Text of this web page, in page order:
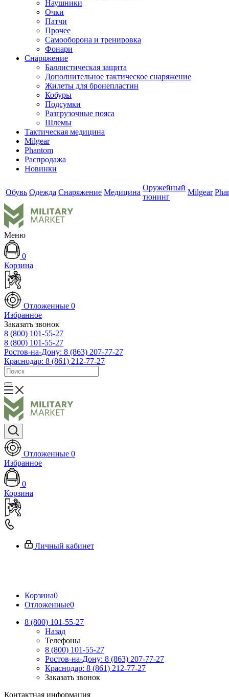
Наушники
Очки
Патчи
Прочее
Самооборона и тренировка
Фонари
Снаряжение
Баллистическая защита
Дополнительное тактическое снаряжение
Жилеты для бронепластин
Кобуры
Подсумки
Разгрузочные пояса
Шлемы
Тактическая медицина
Milgear
Phantom
Распродажа
Новинки
Обувь Одежда Снаряжение Медицина
Оружейный
тюнинг
Milgear
Меню
0
Корзина
Отложенные 0
Избранное
Заказать звонок
8 (800) 101-55-27
8 (800) 101-55-27
Ростов-на-Дону: 8 (863) 207-77-27
Краснодар: 8 (861) 212-77-27
Отложенные 0
Избранное
0
Корзина
Личный кабинет
Корзина0
Отложенные0
8 (800) 101-55-27
Назад
Телефоны
8 (800) 101-55-27
Ростов-на-Дону: 8 (863) 207-77-27
Краснодар: 8 (861) 212-77-27
Заказать звонок
Контактная информация